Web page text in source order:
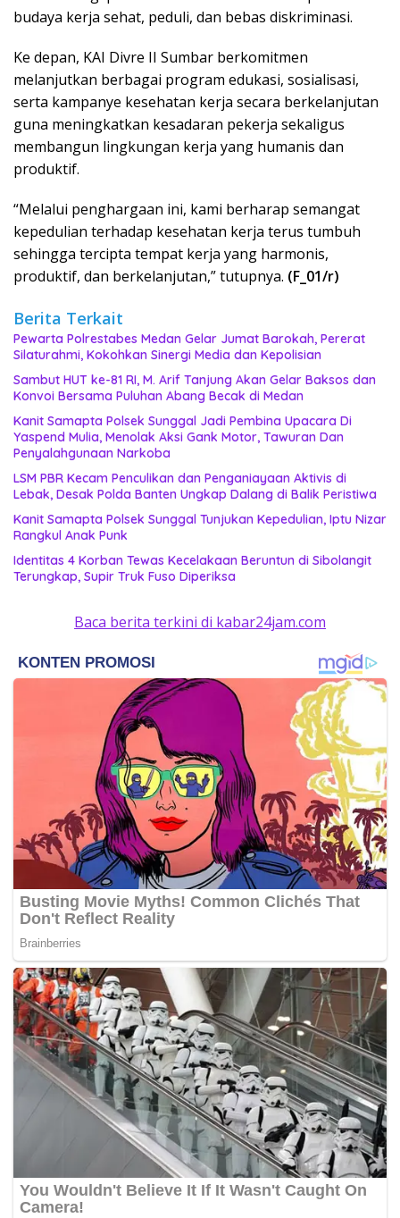
budaya kerja sehat, peduli, dan bebas diskriminasi.
Ke depan, KAI Divre II Sumbar berkomitmen
melanjutkan berbagai program edukasi, sosialisasi,
serta kampanye kesehatan kerja secara berkelanjutan
guna meningkatkan kesadaran pekerja sekaligus
membangun lingkungan kerja yang humanis dan
produktif.
“Melalui penghargaan ini, kami berharap semangat
kepedulian terhadap kesehatan kerja terus tumbuh
sehingga tercipta tempat kerja yang harmonis,
produktif, dan berkelanjutan,” tutupnya. (F_01/r)
Berita Terkait
Pewarta Polrestabes Medan Gelar Jumat Barokah, Pererat
Silaturahmi, Kokohkan Sinergi Media dan Kepolisian
‎Sambut HUT ke-81 RI, M. Arif Tanjung Akan Gelar Baksos dan
Konvoi Bersama Puluhan Abang Becak di Medan
Kanit Samapta Polsek Sunggal Jadi Pembina Upacara Di
Yaspend Mulia, Menolak Aksi Gank Motor, Tawuran Dan
Penyalahgunaan Narkoba
LSM PBR Kecam Penculikan dan Penganiayaan Aktivis di
Lebak, Desak Polda Banten Ungkap Dalang di Balik Peristiwa
Kanit Samapta Polsek Sunggal Tunjukan Kepedulian, Iptu Nizar
Rangkul Anak Punk
Identitas 4 Korban Tewas Kecelakaan Beruntun di Sibolangit
Terungkap, Supir Truk Fuso Diperiksa
Baca berita terkini di kabar24jam.com